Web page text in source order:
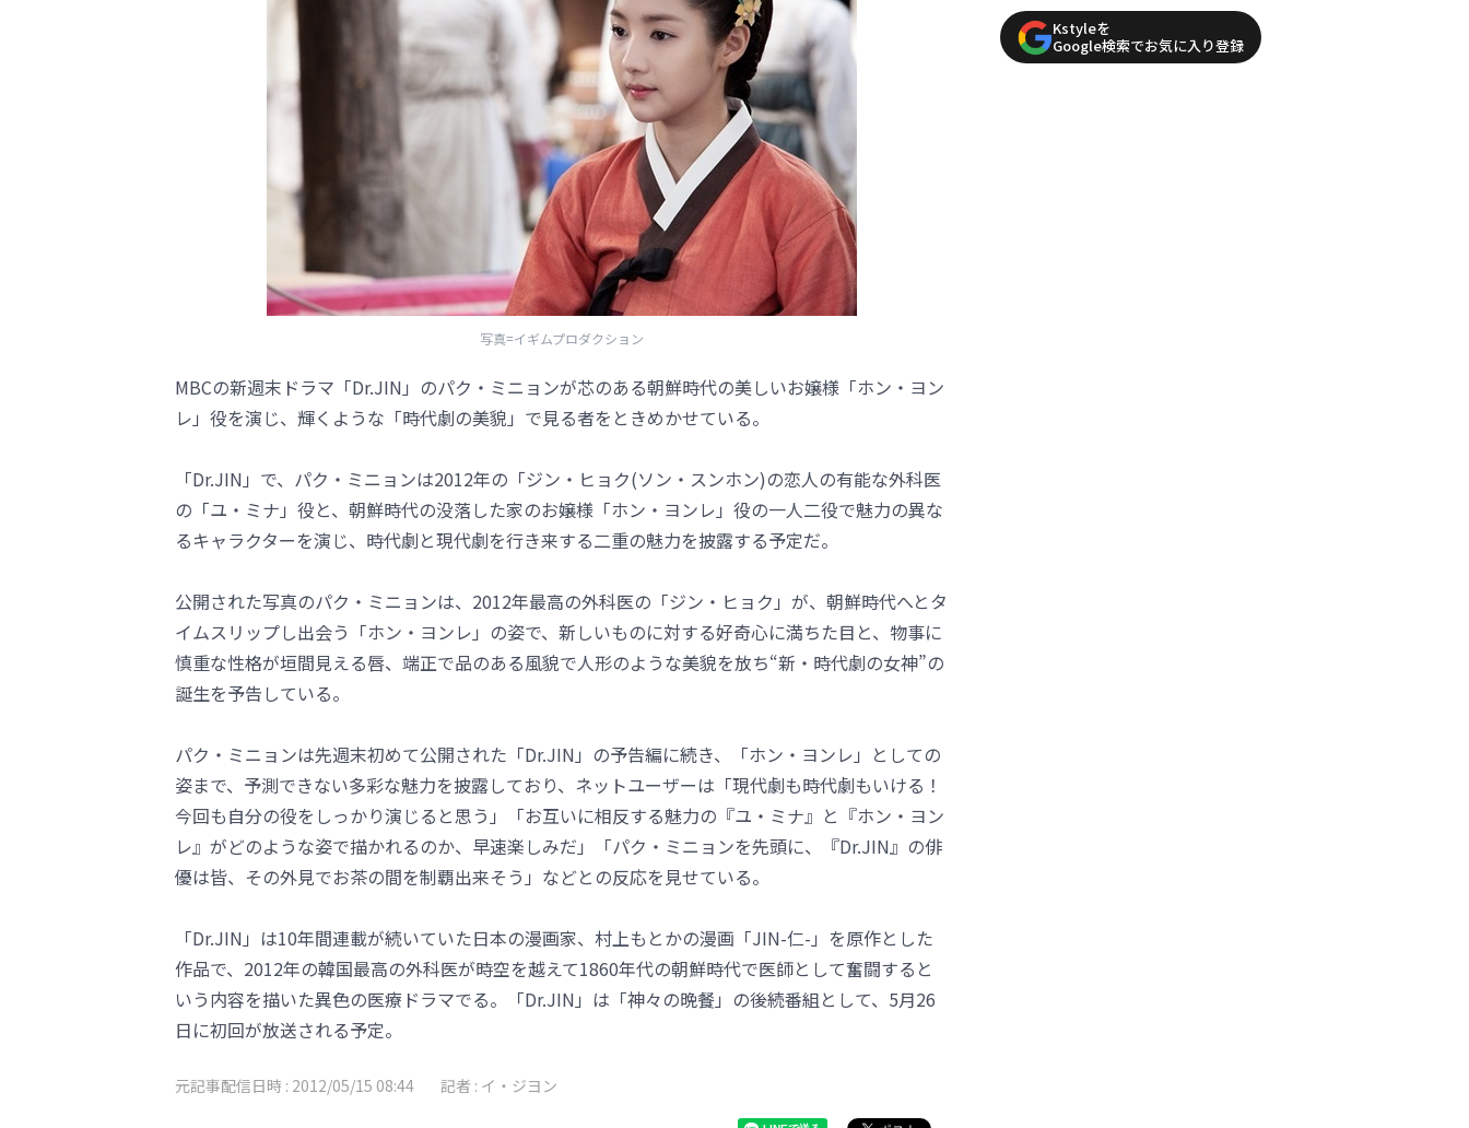
写真=イギムプロダクション
MBCの新週末ドラマ「Dr.JIN」のパク・ミニョンが芯のある朝鮮時代の美しいお嬢様「ホン・ヨン
レ」役を演じ、輝くような「時代劇の美貌」で見る者をときめかせている。
「Dr.JIN」で、パク・ミニョンは2012年の「ジン・ヒョク(ソン・スンホン)の恋人の有能な外科医
の「ユ・ミナ」役と、朝鮮時代の没落した家のお嬢様「ホン・ヨンレ」役の一人二役で魅力の異な
るキャラクターを演じ、時代劇と現代劇を行き来する二重の魅力を披露する予定だ。
公開された写真のパク・ミニョンは、2012年最高の外科医の「ジン・ヒョク」が、朝鮮時代へとタ
イムスリップし出会う「ホン・ヨンレ」の姿で、新しいものに対する好奇心に満ちた目と、物事に
慎重な性格が垣間見える唇、端正で品のある風貌で人形のような美貌を放ち“新・時代劇の女神”の
誕生を予告している。
パク・ミニョンは先週末初めて公開された「Dr.JIN」の予告編に続き、「ホン・ヨンレ」としての
姿まで、予測できない多彩な魅力を披露しており、ネットユーザーは「現代劇も時代劇もいける！
今回も自分の役をしっかり演じると思う」「お互いに相反する魅力の『ユ・ミナ』と『ホン・ヨン
レ』がどのような姿で描かれるのか、早速楽しみだ」「パク・ミニョンを先頭に、『Dr.JIN』の俳
優は皆、その外見でお茶の間を制覇出来そう」などとの反応を見せている。
「Dr.JIN」は10年間連載が続いていた日本の漫画家、村上もとかの漫画「JIN-仁-」を原作とした
作品で、2012年の韓国最高の外科医が時空を越えて1860年代の朝鮮時代で医師として奮闘すると
いう内容を描いた異色の医療ドラマでる。「Dr.JIN」は「神々の晩餐」の後続番組として、5月26
日に初回が放送される予定。
元記事配信日時 : 2012/05/15 08:44 記者 : イ・ジヨン
Kstyleを
Google検索でお気に入り登録